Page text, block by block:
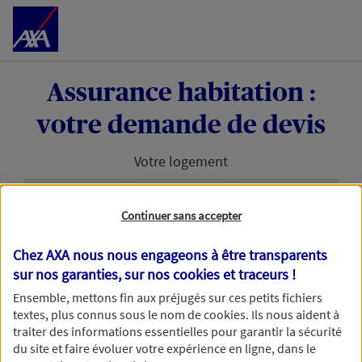
Accéder au Contenu
Assurance habitation :
votre demande de devis
Votre logement
Étape en cours :
nos conseillers de vous accompagner au mieux
dans votre projet d'assurance habitation, nous
avons besoin d'en savoir plus.
Continuer sans accepter
Chez AXA nous nous engageons à être transparents
sur nos garanties, sur noscookies et traceurs !
Ensemble, mettons fin aux préjugés sur ces petits fichiers
textes, plus connus sous le nom decookies. Ils nous aident à
traiter des informations essentielles pour garantir la sécurité
du site et faire évoluer votre expérience en ligne, dans le